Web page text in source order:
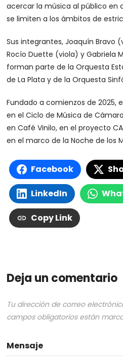
acercar la música al público en
se limiten a los ámbitos de
Sus integrantes, Joaquín Bravo
Rocío Duette (viola) y Gabriela
forman parte de la Orquesta
de La Plata y de la Orquesta
Fundado a comienzos de 2025,
en el Ciclo de Música de
en Café Vinilo, en el proyecto
en el marco de la Noche de los
Facebook
LinkedIn
Copy Link
Deja un comentario
Tu dirección de correo
campos obligatorios están
Mensaje